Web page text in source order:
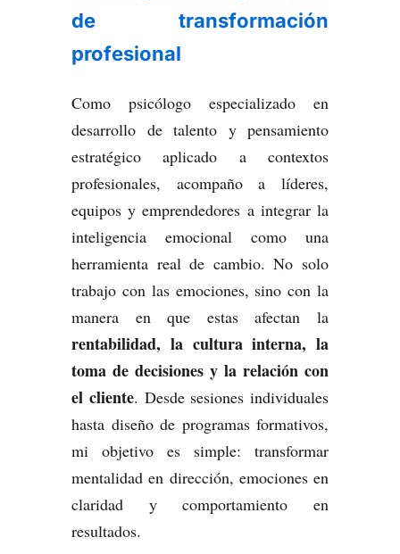
de transformación
profesional
Como psicólogo especializado en
desarrollo de talento y pensamiento
estratégico aplicado a contextos
profesionales, acompaño a líderes,
equipos y emprendedores a integrar la
inteligencia emocional como una
herramienta real de cambio. No solo
trabajo con las emociones, sino con la
manera en que estas afectan la
rentabilidad, la cultura interna, la
toma de decisiones y la relación con
el cliente. Desde sesiones individuales
hasta diseño de programas formativos,
mi objetivo es simple: transformar
mentalidad en dirección, emociones en
claridad y comportamiento en
resultados.